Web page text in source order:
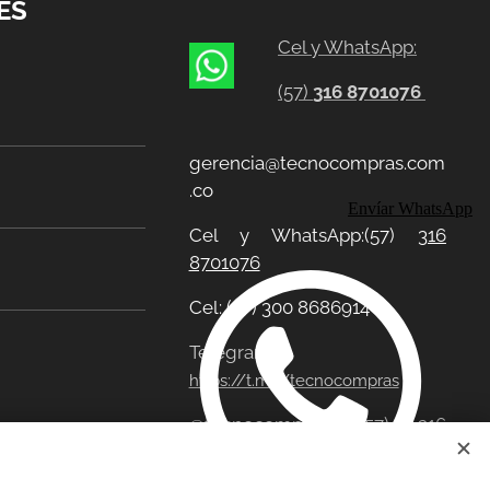
Cel y WhatsApp:
(57) 316 8701076
gerencia@tecnocompras.com
.co
Cel y WhatsApp:(57) 316
8701076
Cel: (57) 300 8686914
Telegram:
https://t.me/tecnocompras
@tecnocompras;
(57) 316
Envíar WhatsApp